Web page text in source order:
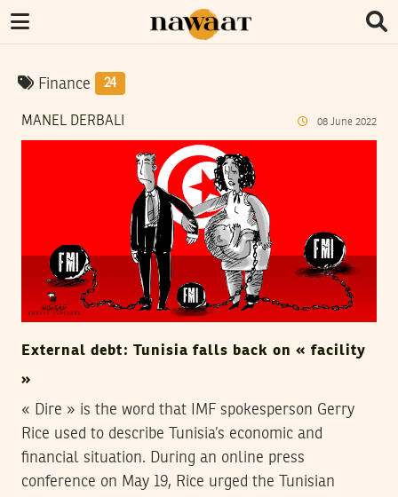
Finance 24
MANEL DERBALI 08 June 2022
External debt: Tunisia falls back on « facility
»
« Dire » is the word that IMF spokesperson Gerry
Rice used to describe Tunisia’s economic and
financial situation. During an online press
conference on May 19, Rice urged the Tunisian